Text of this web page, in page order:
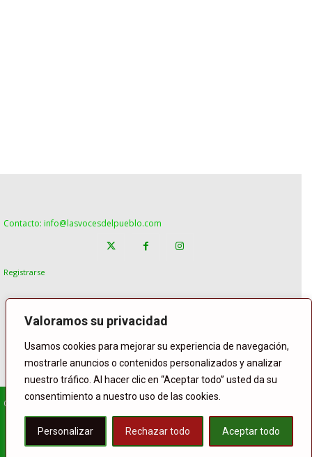
Valoramos su privacidad
Usamos cookies para mejorar su experiencia de navegación,
mostrarle anuncios o contenidos personalizados y analizar
nuestro tráfico. Al hacer clic en “Aceptar todo” usted da su
consentimiento a nuestro uso de las cookies.
Personalizar Rechazar todo Aceptar todo
Contacto: info@lasvocesdelpueblo.com
Registrarse
© Copyright Lasvocesdelpueblo
Homepage POLÍTICA ESPAÑA GENTE
INTERNACIONAL
DEPORTE
El Tiempo Lasvoces
Facebook
TwitterBufferWhatsApp
Compartir